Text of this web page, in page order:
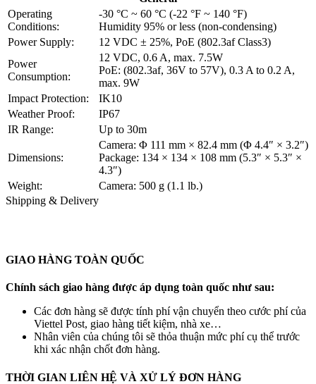
Operating
Conditions:
-30 °C ~ 60 °C (-22 °F ~ 140 °F)
Humidity 95% or less (non-condensing)
Power Supply:
12 VDC ± 25%, PoE (802.3af Class3)
Power
Consumption:
12 VDC, 0.6 A, max. 7.5W
PoE: (802.3af, 36V to 57V), 0.3 A to 0.2 A,
max. 9W
Impact Protection:
IK10
Weather Proof:
IP67
IR Range:
Up to 30m
Dimensions:
Camera: Φ 111 mm × 82.4 mm (Φ 4.4″ × 3.2″)
Package: 134 × 134 × 108 mm (5.3″ × 5.3″ ×
4.3″)
Weight:
Camera: 500 g (1.1 lb.)
Shipping & Delivery
GIAO HÀNG TOÀN QUỐC
Chính sách giao hàng được áp dụng toàn quốc như sau:
Các đơn hàng sẽ được tính phí vận chuyển theo cước phí của
Viettel Post, giao hàng tiết kiệm, nhà xe…
Nhân viên của chúng tôi sẽ thỏa thuận mức phí cụ thể trước
khi xác nhận chốt đơn hàng.
THỜI GIAN LIÊN HỆ VÀ XỬ LÝ ĐƠN HÀNG